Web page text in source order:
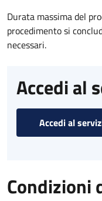
Durata massima del
procedimento si
necessari.
Accedi al
Accedi al
Condizioni